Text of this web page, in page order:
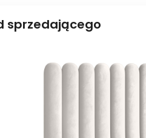
sprzedającego